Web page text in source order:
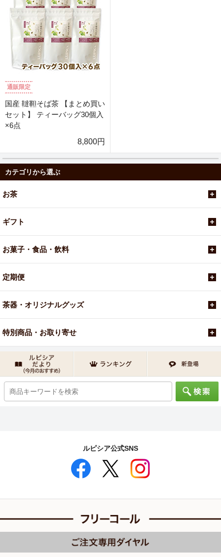
通販限定
国産 韃靼そば茶 【まとめ買い
セット】 ティーバッグ30個入
×6点
8,800円
カテゴリから選ぶ
お茶
ギフト
お菓子・食品・飲料
定期便
茶器・オリジナルグッズ
特別商品・お取り寄せ
ルピシア公式SNS